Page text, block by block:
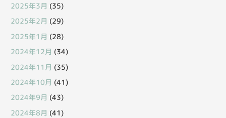
2025年3月 (35)
2025年2月 (29)
2025年1月 (28)
2024年12月 (34)
2024年11月 (35)
2024年10月 (41)
2024年9月 (43)
2024年8月 (41)